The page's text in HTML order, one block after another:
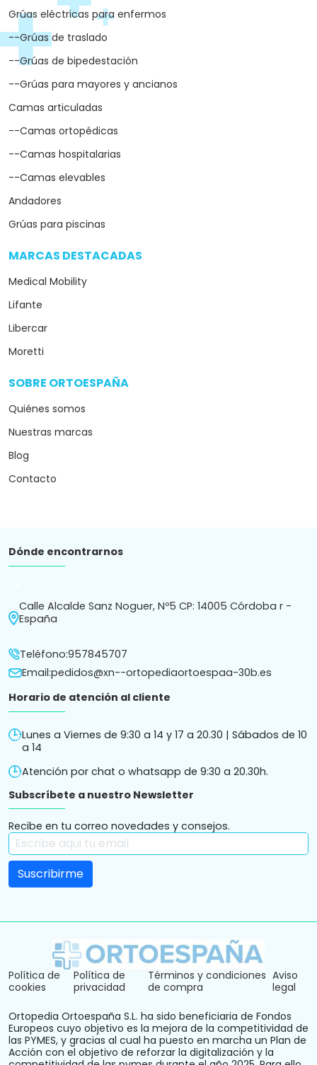
Grúas eléctricas para enfermos
--Grúas de traslado
--Grúas de bipedestación
--Grúas para mayores y ancianos
Camas articuladas
--Camas ortopédicas
--Camas hospitalarias
--Camas elevables
Andadores
Grúas para piscinas
MARCAS DESTACADAS
Medical Mobility
Lifante
Libercar
Moretti
SOBRE ORTOESPAÑA
Quiénes somos
Nuestras marcas
Blog
Contacto
Dónde encontrarnos
Calle Alcalde Sanz Noguer, Nº5 CP: 14005 Córdoba r -
España
Teléfono:957845707
Email:pedidos@xn--ortopediaortoespaa-30b.es
Horario de atención al cliente
Lunes a Viernes de 9:30 a 14 y 17 a 20.30 | Sábados de 10
a 14
Atención por chat o whatsapp de 9:30 a 20.30h.
Subscríbete a nuestro Newsletter
Recibe en tu correo novedades y consejos.
Política de
cookies
Política de
privacidad
Términos y condiciones
de compra
Aviso
legal
Ortopedia Ortoespaña S.L. ha sido beneficiaria de Fondos
Europeos cuyo objetivo es la mejora de la competitividad de
las PYMES, y gracias al cual ha puesto en marcha un Plan de
Acción con el objetivo de reforzar la digitalización y la